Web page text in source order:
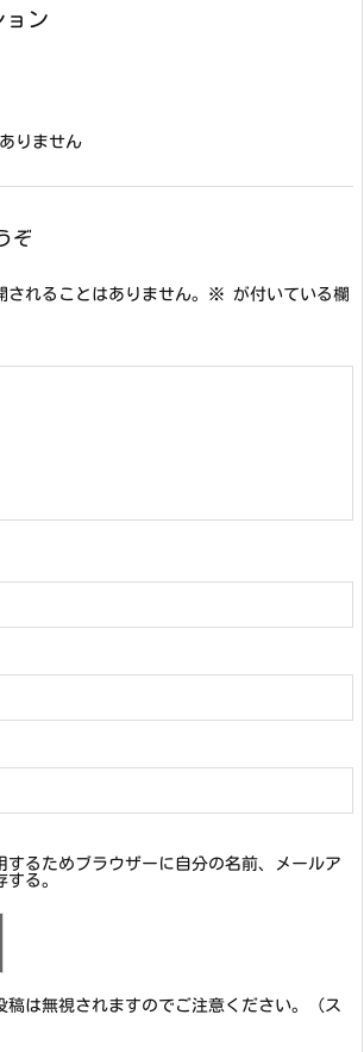
ョン
りません
ぞ
されることはありません。 ※ が付いている欄
するためブラウザーに自分の名前、メールア
る。
稿は無視されますのでご注意ください。（ス